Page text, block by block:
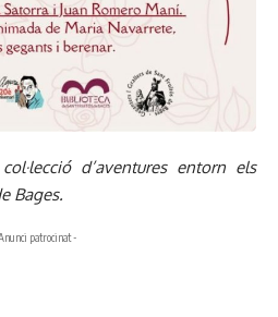
d’aventures entorn els
Bages.
patrocinat -